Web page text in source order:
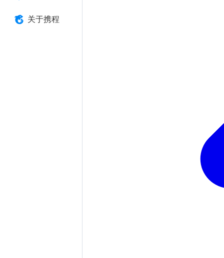
关于携程